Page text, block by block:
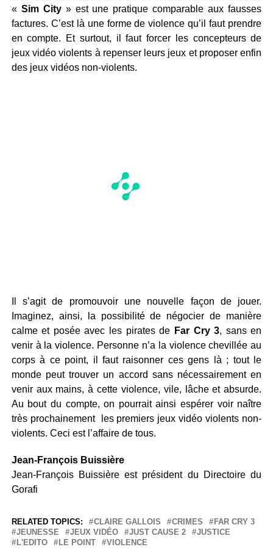
«Sim City» est une pratique comparable aux fausses
factures. C’est là une forme de violence qu’il faut prendre
en compte. Et surtout, il faut forcer les concepteurs de
jeux vidéo violents à repenser leurs jeux et proposer enfin
des jeux vidéos non-violents.
Il s’agit de promouvoir une nouvelle façon de jouer.
Imaginez, ainsi, la possibilité de négocier de manière
calme et posée avec les pirates de Far Cry 3, sans en
venir à la violence. Personne n’a la violence chevillée au
corps à ce point, il faut raisonner ces gens là ; tout le
monde peut trouver un accord sans nécessairement en
venir aux mains, à cette violence, vile, lâche et absurde.
Au bout du compte, on pourrait ainsi espérer voir naître
très prochainement les premiers jeux vidéo violents non-
violents. Ceci est l’affaire de tous.
Jean-François Buissière
Jean-François Buissière est président du Directoire du
Gorafi
RELATED TOPICS: CLAIRE GALLOIS CRIMES
FAR CRY 3
JEUNESSE
JEUX VIDÉO JUST CAUSE 2
JUSTICE
L'EDITO
LE POINT VIOLENCE